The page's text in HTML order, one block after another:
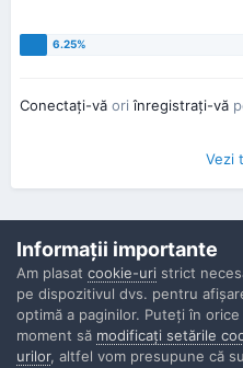
Conectaţi-vă oriînregistraţi-vă
Vezi
Confidenţialitate
Copyright ©
Powered by
Informaţii importante
Am plasat cookie-uri strict
pe dispozitivul dvs. pentru
optimă a paginilor. Puteţi în orice
moment să modificaţi setările
urilor, altfel vom presupune că